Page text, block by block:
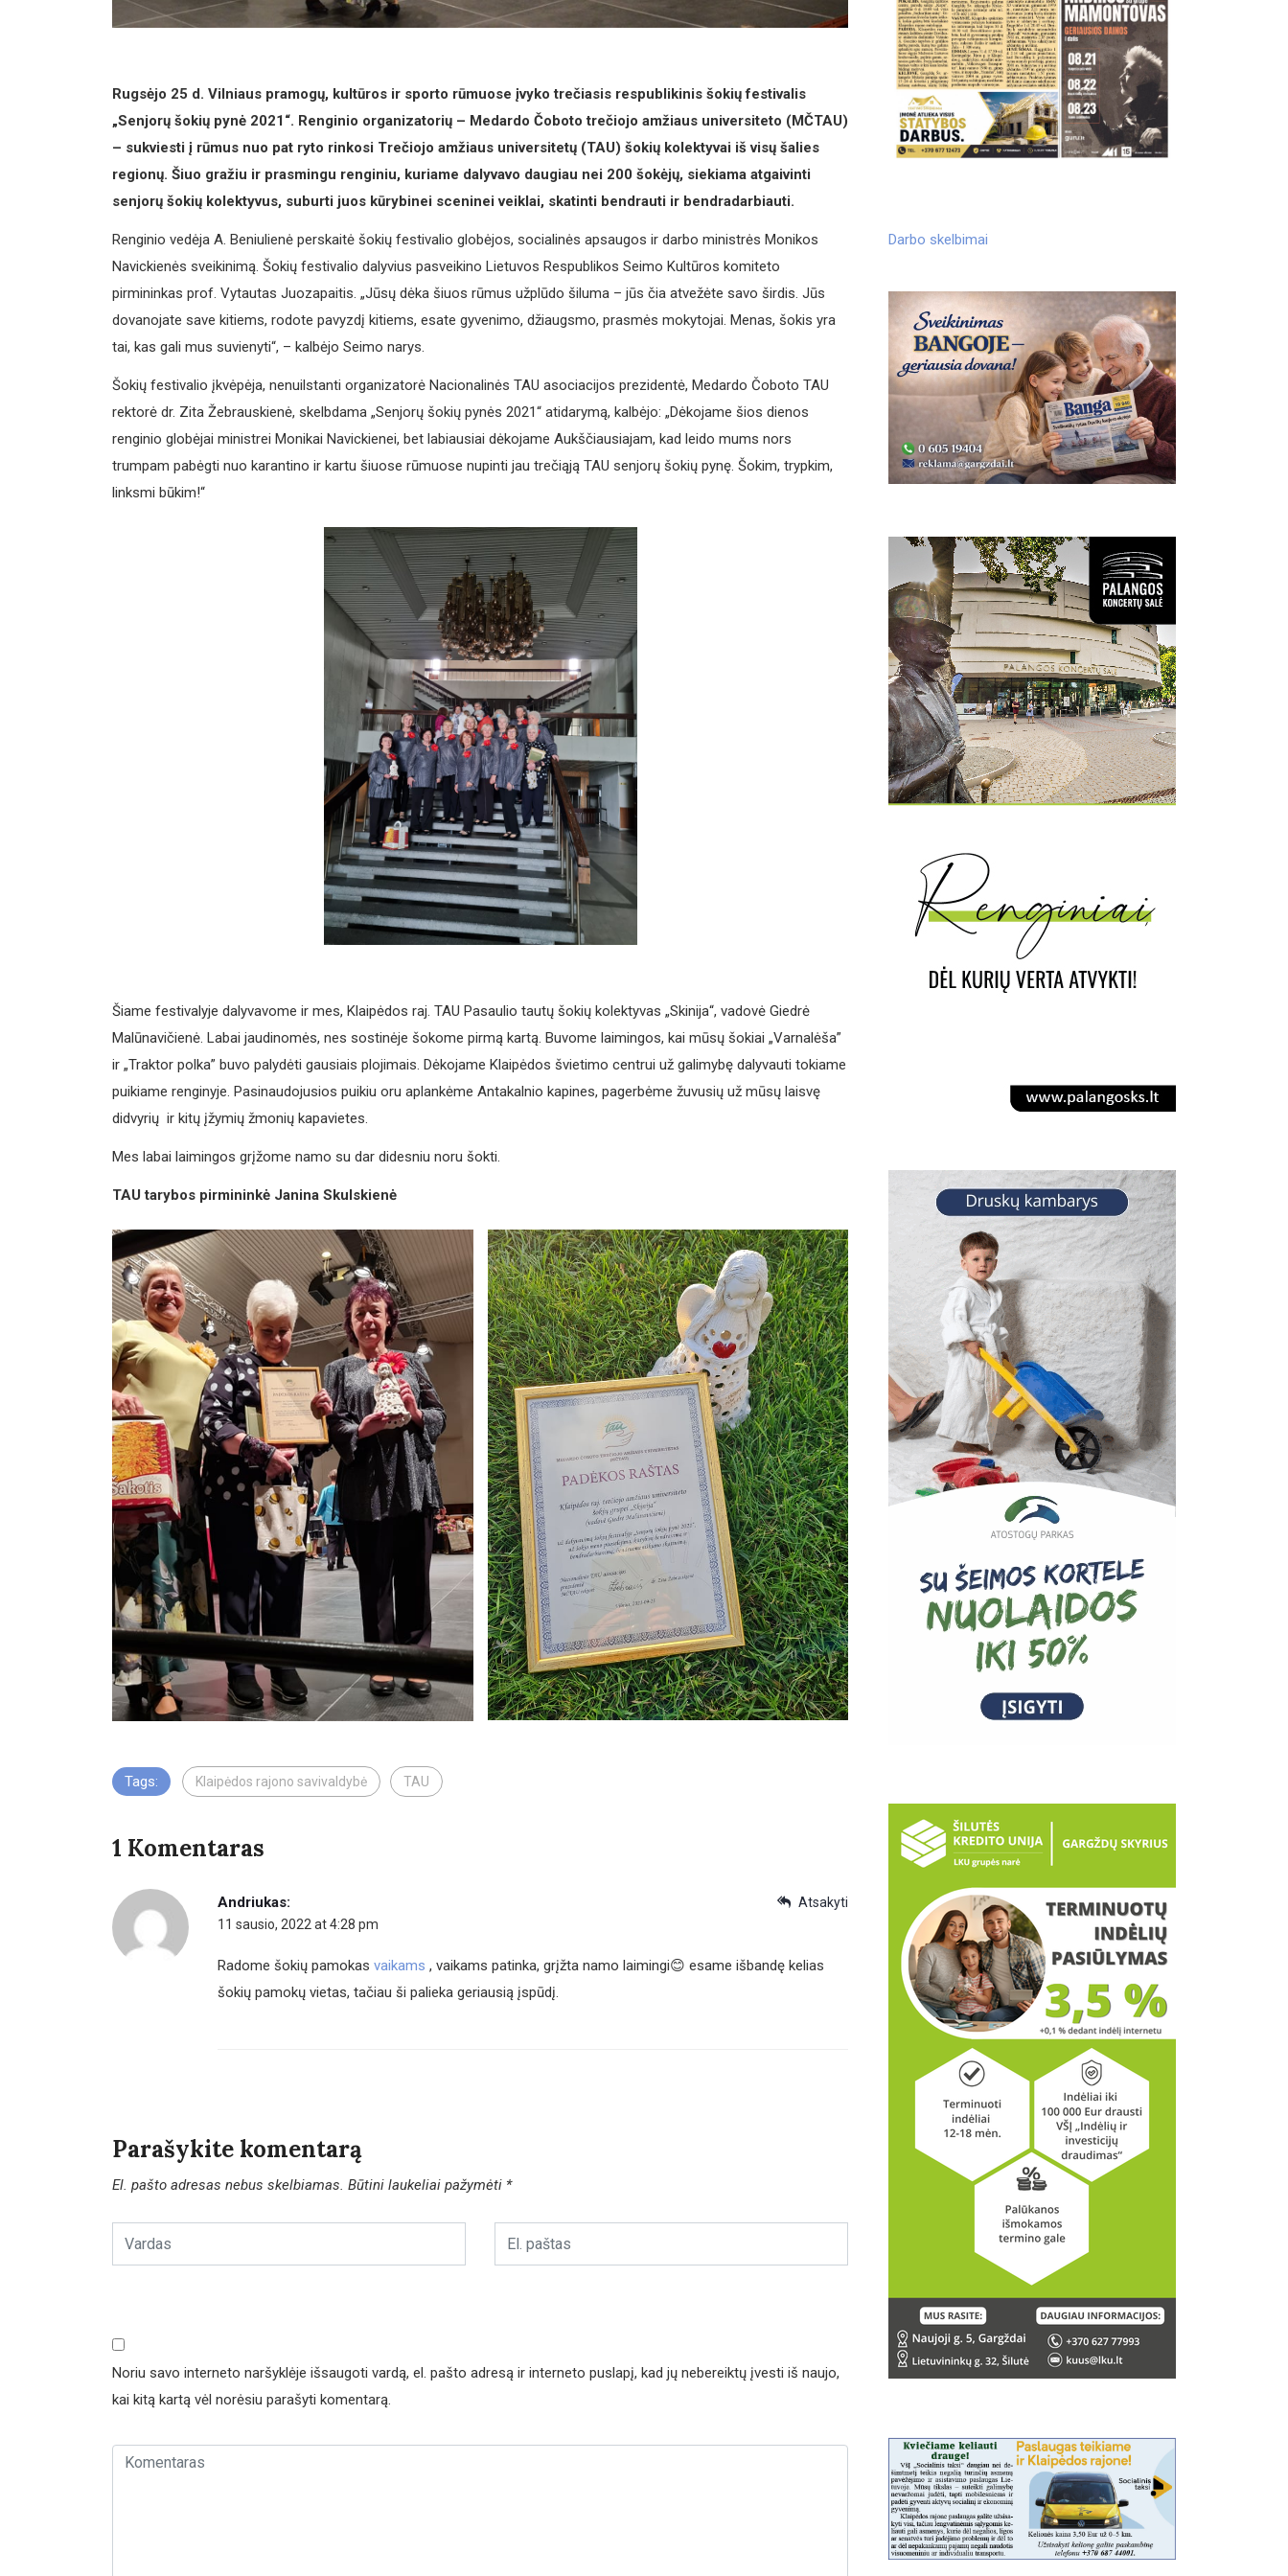
Rugsėjo 25 d. Vilniaus pramogų, kultūros ir sporto rūmuose įvyko trečiasis respublikinis šokių festivalis
„Senjorų šokių pynė 2021“. Renginio organizatorių – Medardo Čoboto trečiojo amžiaus universiteto (MČTAU)
– sukviesti į rūmus nuo pat ryto rinkosi Trečiojo amžiaus universitetų (TAU) šokių kolektyvai iš visų šalies
regionų. Šiuo gražiu ir prasmingu renginiu, kuriame dalyvavo daugiau nei 200 šokėjų, siekiama atgaivinti
senjorų šokių kolektyvus, suburti juos kūrybinei sceninei veiklai, skatinti bendrauti ir bendradarbiauti.
Renginio vedėja A. Beniulienė perskaitė šokių festivalio globėjos, socialinės apsaugos ir darbo ministrės Monikos
Navickienės sveikinimą. Šokių festivalio dalyvius pasveikino Lietuvos Respublikos Seimo Kultūros komiteto
pirmininkas prof. Vytautas Juozapaitis. „Jūsų dėka šiuos rūmus užplūdo šiluma – jūs čia atvežėte savo širdis. Jūs
dovanojate save kitiems, rodote pavyzdį kitiems, esate gyvenimo, džiaugsmo, prasmės mokytojai. Menas, šokis yra
tai, kas gali mus suvienyti“, – kalbėjo Seimo narys.
Šokių festivalio įkvėpėja, nenuilstanti organizatorė Nacionalinės TAU asociacijos prezidentė, Medardo Čoboto TAU
rektorė dr. Zita Žebrauskienė, skelbdama „Senjorų šokių pynės 2021“ atidarymą, kalbėjo: „Dėkojame šios dienos
renginio globėjai ministrei Monikai Navickienei, bet labiausiai dėkojame Aukščiausiajam, kad leido mums nors
trumpam pabėgti nuo karantino ir kartu šiuose rūmuose nupinti jau trečiąją TAU senjorų šokių pynę. Šokim, trypkim,
linksmi būkim!“
Šiame festivalyje dalyvavome ir mes, Klaipėdos raj. TAU Pasaulio tautų šokių kolektyvas „Skinija“, vadovė Giedrė
Malūnavičienė. Labai jaudinomės, nes sostinėje šokome pirmą kartą. Buvome laimingos, kai mūsų šokiai „Varnalėša”
ir „Traktor polka” buvo palydėti gausiais plojimais. Dėkojame Klaipėdos švietimo centrui už galimybę dalyvauti tokiame
puikiame renginyje. Pasinaudojusios puikiu oru aplankėme Antakalnio kapines, pagerbėme žuvusių už mūsų laisvę
didvyrių ir kitų įžymių žmonių kapavietes.
Mes labai laimingos grįžome namo su dar didesniu noru šokti.
TAU tarybos pirmininkė Janina Skulskienė
Tags: Klaipėdos rajono savivaldybė TAU
1 Komentaras
Atsakyti
Andriukas:
11 sausio, 2022 at 4:28 pm
Radome šokių pamokas vaikams , vaikams patinka, grįžta namo laimingi😊 esame išbandę kelias
šokių pamokų vietas, tačiau ši palieka geriausią įspūdį.
Parašykite komentarą
El. pašto adresas nebus skelbiamas. Būtini laukeliai pažymėti *
Noriu savo interneto naršyklėje išsaugoti vardą, el. pašto adresą ir interneto puslapį, kad jų nebereiktų įvesti iš naujo,
kai kitą kartą vėl norėsiu parašyti komentarą.
Darbo skelbimai